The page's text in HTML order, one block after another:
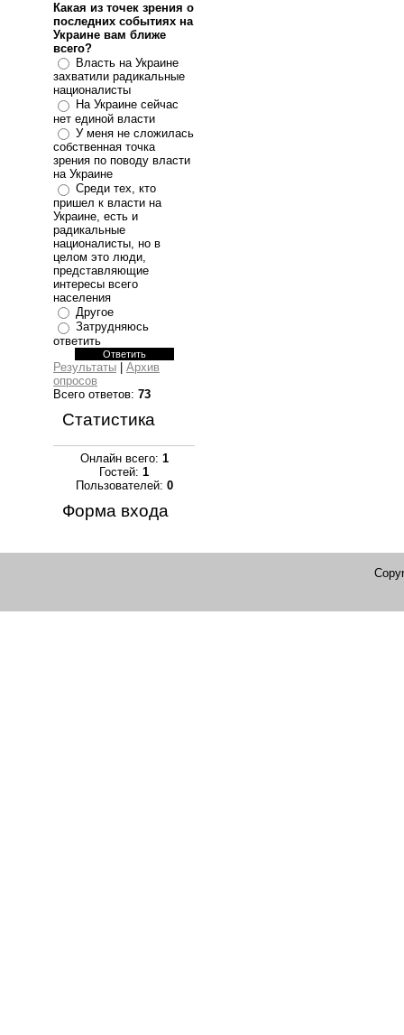
Какая из точек зрения о
последних событиях на
Украине вам ближе
всего?
Власть на Украине
захватили радикальные
националисты
На Украине сейчас
нет единой власти
У меня не сложилась
собственная точка
зрения по поводу власти
на Украине
Среди тех, кто
пришел к власти на
Украине, есть и
радикальные
националисты, но в
целом это люди,
представляющие
интересы всего
населения
Другое
Затрудняюсь
ответить
Результаты
Архив
опросов
Всего ответов: 73
Статистика
Онлайн всего: 1
Гостей: 1
Пользователей: 0
Форма входа